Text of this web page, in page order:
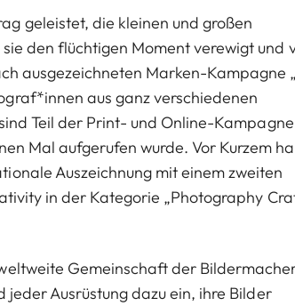
geleistet, die kleinen und großen
den flüchtigen Moment verewigt und
ausgezeichneten Marken-Kampagne
aus ganz verschiedenen
Teil der Print- und Online-Kampagne
Mal aufgerufen wurde. Vor Kurzem
Auszeichnung mit einem zweiten
in der Kategorie „Photography
Gemeinschaft der
Ausrüstung dazu ein, ihre Bilder